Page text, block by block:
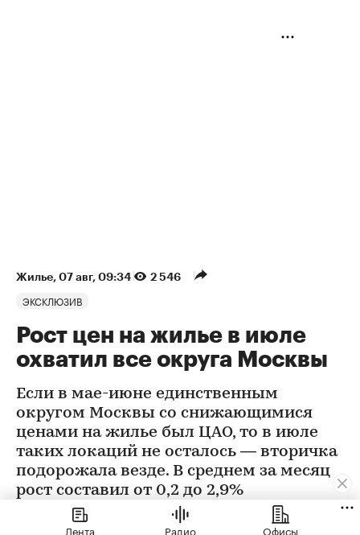
Жилье⁠, 07 авг, 09:34 2 546
ЭКСКЛЮЗИВ
Рост цен на жилье в июле
охватил все округа Москвы
Если в мае-июне единственным
округом Москвы со снижающимися
ценами на жилье был ЦАО, то в июле
таких локаций не осталось — вторичка
подорожала везде. В среднем за месяц
рост составил от 0,2 до 2,9%
Лента Радио Офисы